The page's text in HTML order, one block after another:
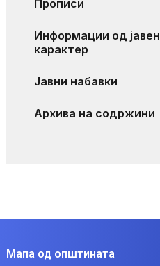
Прописи
Информации од јавен
карактер
Јавни набавки
Архива на содржини
Мапа од општината